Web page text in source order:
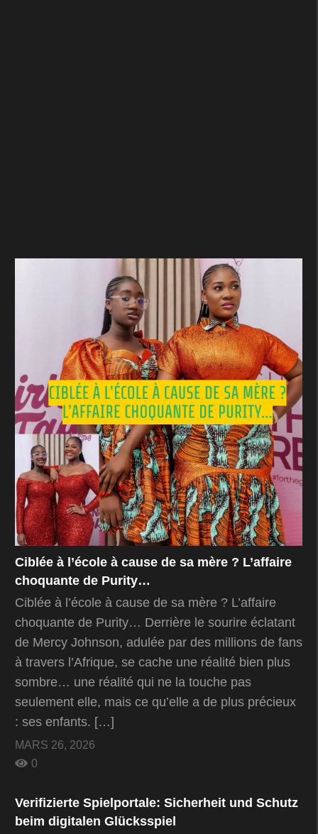
Ciblée à l’école à cause de sa mère ? L’affaire
choquante de Purity…
Ciblée à l’école à cause de sa mère ? L’affaire
choquante de Purity… Derrière le sourire éclatant
de Mercy Johnson, adulée par des millions de fans
à travers l’Afrique, se cache une réalité bien plus
sombre… une réalité qui ne la touche pas
seulement elle, mais ce qu’elle a de plus précieux
: ses enfants. […]
MARS 26, 2026
0
Verifizierte Spielportale: Sicherheit und Schutz
beim digitalen Glücksspiel